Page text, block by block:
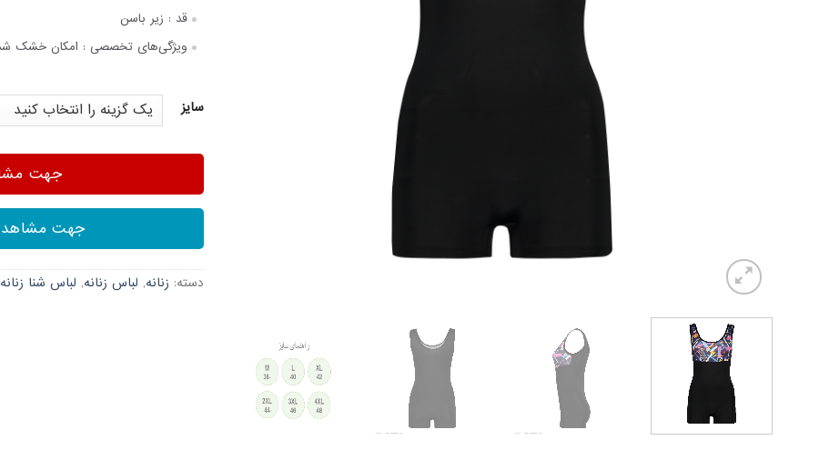
قد : زیر باسن
ویژگی‌های تخصصی : امکان خشک
سایز
جهت
جهت
دسته: زنانه, لباس زنانه, لباس شنا زنانه